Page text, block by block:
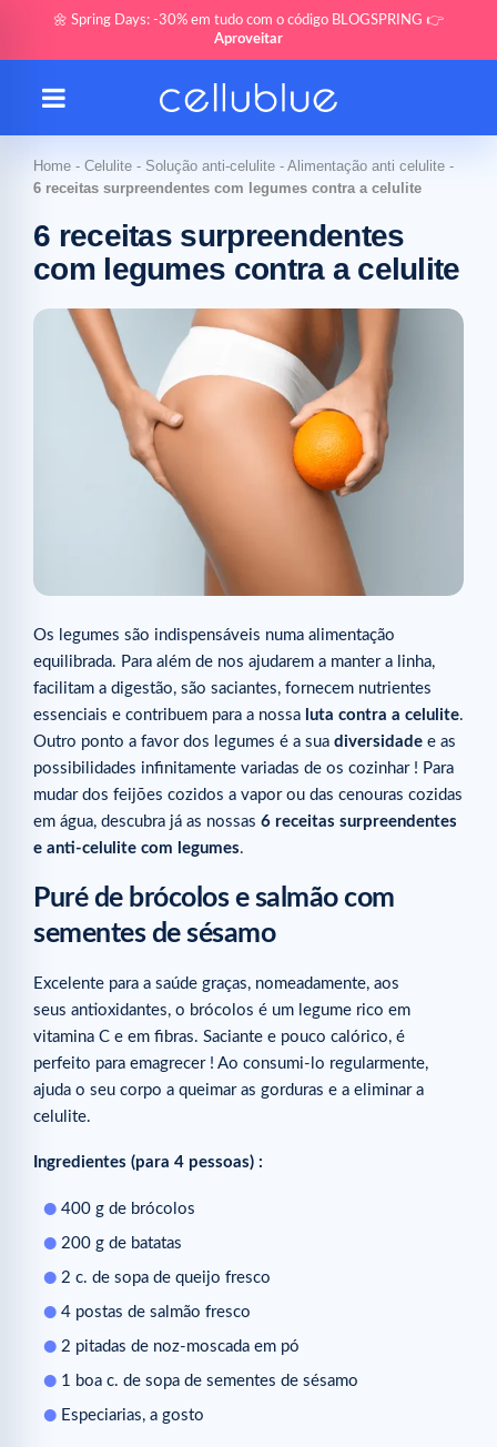
🌼 Spring Days: -30% em tudo com o código BLOGSPRING 👉
Aproveitar
Home - Celulite - Solução anti-celulite - Alimentação anti celulite -
6 receitas surpreendentes com legumes contra a celulite
6 receitas surpreendentes
com legumes contra a celulite
Os legumes são indispensáveis numa alimentação
equilibrada. Para além de nos ajudarem a manter a linha,
facilitam a digestão, são saciantes, fornecem nutrientes
essenciais e contribuem para a nossa luta contra a celulite.
Outro ponto a favor dos legumes é a sua diversidade e as
possibilidades infinitamente variadas de os cozinhar ! Para
mudar dos feijões cozidos a vapor ou das cenouras cozidas
em água, descubra já as nossas 6 receitas surpreendentes
e anti-celulite com legumes.
Puré de brócolos e salmão com
sementes de sésamo
Excelente para a saúde graças, nomeadamente, aos
seus antioxidantes, o brócolos é um legume rico em
vitamina C e em fibras. Saciante e pouco calórico, é
perfeito para emagrecer ! Ao consumi-lo regularmente,
ajuda o seu corpo a queimar as gorduras e a eliminar a
celulite.
Ingredientes (para 4 pessoas) :
400 g de brócolos
200 g de batatas
2 c. de sopa de queijo fresco
4 postas de salmão fresco
2 pitadas de noz-moscada em pó
1 boa c. de sopa de sementes de sésamo
Especiarias, a gosto